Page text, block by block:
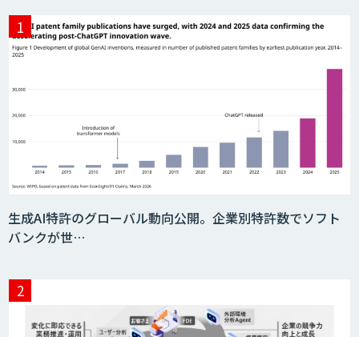
生成AI特許のグローバル動向公開。企業別特許数でソフト
バンクが世…